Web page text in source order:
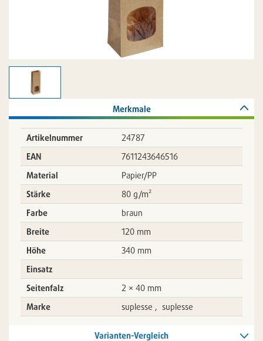
Merkmale
Artikelnummer
24787
EAN
7611243646516
Material
Papier/PP
Stärke
80 g/m²
Farbe
braun
Breite
120 mm
Höhe
340 mm
Einsatz
Seitenfalz
2 × 40 mm
Marke
suplesse , suplesse
Varianten-Vergleich